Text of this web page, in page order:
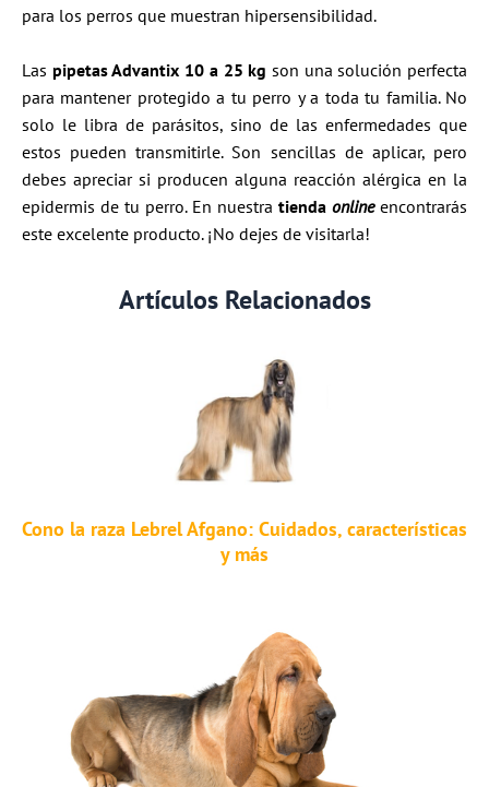
para los perros que muestran hipersensibilidad.
Las pipetas Advantix 10 a 25 kg son una solución perfecta
para mantener protegido a tu perro y a toda tu familia. No
solo le libra de parásitos, sino de las enfermedades que
estos pueden transmitirle. Son sencillas de aplicar, pero
debes apreciar si producen alguna reacción alérgica en la
epidermis de tu perro. En nuestra tienda onlineencontrarás
este excelente producto. ¡No dejes de visitarla!
Artículos Relacionados
Cono la raza Lebrel Afgano: Cuidados, características
y más